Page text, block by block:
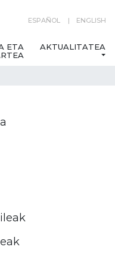
ESPAÑOL ENGLISH
ETA
AKTUALITATEA